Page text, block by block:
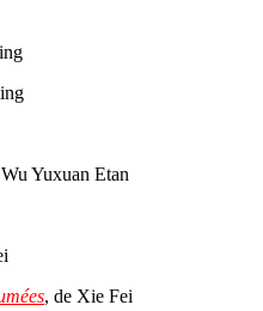
Yuxuan Etan
, de Xie Fei